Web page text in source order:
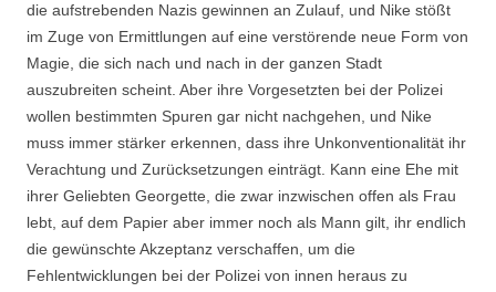
die aufstrebenden Nazis gewinnen an Zulauf, und Nike stößt
im Zuge von Ermittlungen auf eine verstörende neue Form von
Magie, die sich nach und nach in der ganzen Stadt
auszubreiten scheint. Aber ihre Vorgesetzten bei der Polizei
wollen bestimmten Spuren gar nicht nachgehen, und Nike
muss immer stärker erkennen, dass ihre Unkonventionalität ihr
Verachtung und Zurücksetzungen einträgt. Kann eine Ehe mit
ihrer Geliebten Georgette, die zwar inzwischen offen als Frau
lebt, auf dem Papier aber immer noch als Mann gilt, ihr endlich
die gewünschte Akzeptanz verschaffen, um die
Fehlentwicklungen bei der Polizei von innen heraus zu